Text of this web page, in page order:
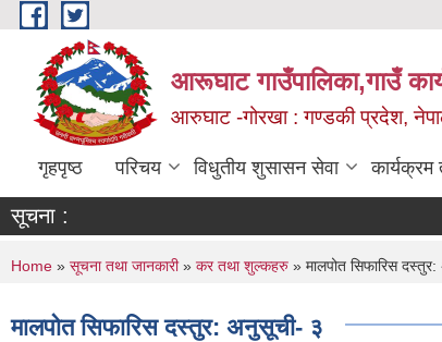
Skip to main content
आरूघाट गाउँपालिका,गाउँ
आरुघाट -गोरखा : गण्डकी प्रदेश,
गृहपृष्ठ परिचय विधुतीय शुसासन सेवा कार्यक्रम
सूचना :
You are here
Home » सूचना तथा जानकारी» कर तथा शुल्कहरु » मालपोत सिफारिस
मालपोत सिफारिस दस्तुर: अनुसूची- ३